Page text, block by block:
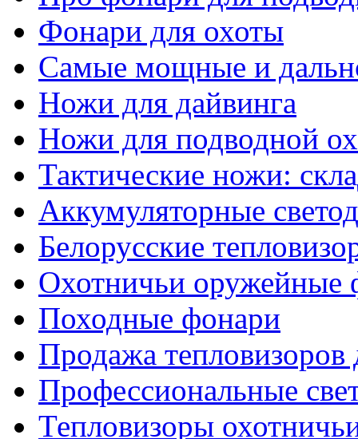
Фонари для охоты
Самые мощные и
Ножи для дайвинга
Ножи для подводной
Тактические ножи:
Аккумуляторные
Белорусские
Охотничьи оружейные
Походные фонари
Продажа тепловизоров
Профессиональные
Тепловизоры